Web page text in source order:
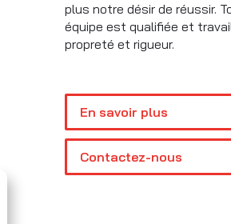
plus notre désir de réussir.
équipe est qualifiée et
propreté et rigueur.
En savoir plus
Contactez-nous